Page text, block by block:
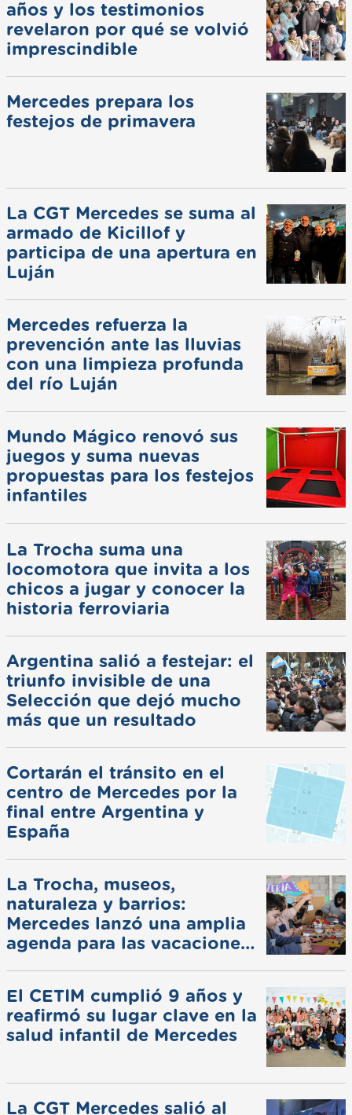
años y los testimonios
revelaron por qué se volvió
imprescindible
Mercedes prepara los
festejos de primavera
La CGT Mercedes se suma al
armado de Kicillof y
participa de una apertura en
Luján
Mercedes refuerza la
prevención ante las lluvias
con una limpieza profunda
del río Luján
Mundo Mágico renovó sus
juegos y suma nuevas
propuestas para los festejos
infantiles
La Trocha suma una
locomotora que invita a los
chicos a jugar y conocer la
historia ferroviaria
Argentina salió a festejar: el
triunfo invisible de una
Selección que dejó mucho
más que un resultado
Cortarán el tránsito en el
centro de Mercedes por la
final entre Argentina y
España
La Trocha, museos,
naturaleza y barrios:
Mercedes lanzó una amplia
agenda para las vacaciones
El CETIM cumplió 9 años y
reafirmó su lugar clave en la
salud infantil de Mercedes
La CGT Mercedes salió al